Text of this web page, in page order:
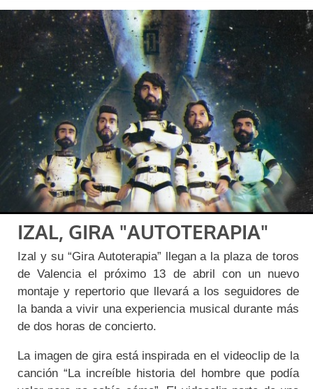
IZAL, GIRA "AUTOTERAPIA"
Izal y su “Gira Autoterapia” llegan a la plaza de toros
de Valencia el próximo 13 de abril con un nuevo
montaje y repertorio que llevará a los seguidores de
la banda a vivir una experiencia musical durante más
de dos horas de concierto.
La imagen de gira está inspirada en el videoclip de la
canción “La increíble historia del hombre que podía